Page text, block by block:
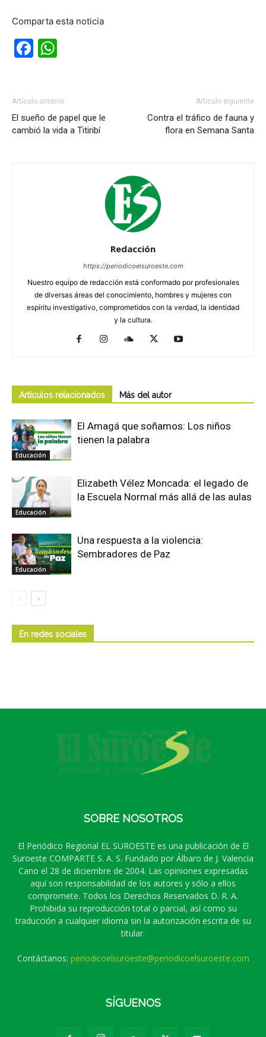
Comparta esta noticia
Facebook
Artículo anterior
El sueño de papel que le
cambió la vida a Titiribí
Artículo siguiente
Contra el tráfico de fauna y
flora en Semana Santa
Redacción
https://periodicoelsuroeste.com
Nuestro equipo de redacción está conformado por profesionales
de diversas áreas del conocimiento, hombres y mujeres con
espíritu investigativo, comprometidos con la verdad, la identidad
y la cultura.
Artículos relacionados Más del autor
Educación
El Amagá que soñamos: Los niños
tienen la palabra
Educación
Elizabeth Vélez Moncada: el legado de
la Escuela Normal más allá de las aulas
Educación
Una respuesta a la violencia:
Sembradores de Paz
En redes sociales
SOBRE NOSOTROS
El Periódico Regional EL SUROESTE es una publicación de El
Suroeste COMPARTE S. A. S. Fundado por Álbaro de J. Valencia
Cano el 28 de diciembre de 2004. Las opiniones expresadas
aquí son responsabilidad de los autores y sólo a ellos
compromete. Todos los Derechos Reservados D. R. A.
Prohibida su reproducción total o parcial, así como su
traducción a cualquier idioma sin la autorización escrita de su
titular.
Contáctanos: periodicoelsuroeste@periodicoelsuroeste.com
SÍGUENOS